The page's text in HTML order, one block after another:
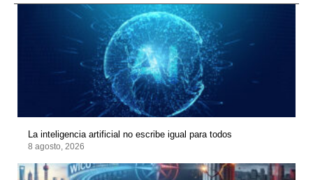
La inteligencia artificial no escribe igual para todos
8 agosto, 2026